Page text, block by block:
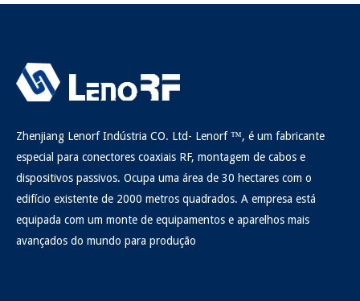
Zhenjiang Lenorf Indústria CO. Ltd- Lenorf ™, é um fabricante
especial para conectores coaxiais RF, montagem de cabos e
dispositivos passivos. Ocupa uma área de 30 hectares com o
edifício existente de 2000 metros quadrados. A empresa está
equipada com um monte de equipamentos e aparelhos mais
avançados do mundo para produção